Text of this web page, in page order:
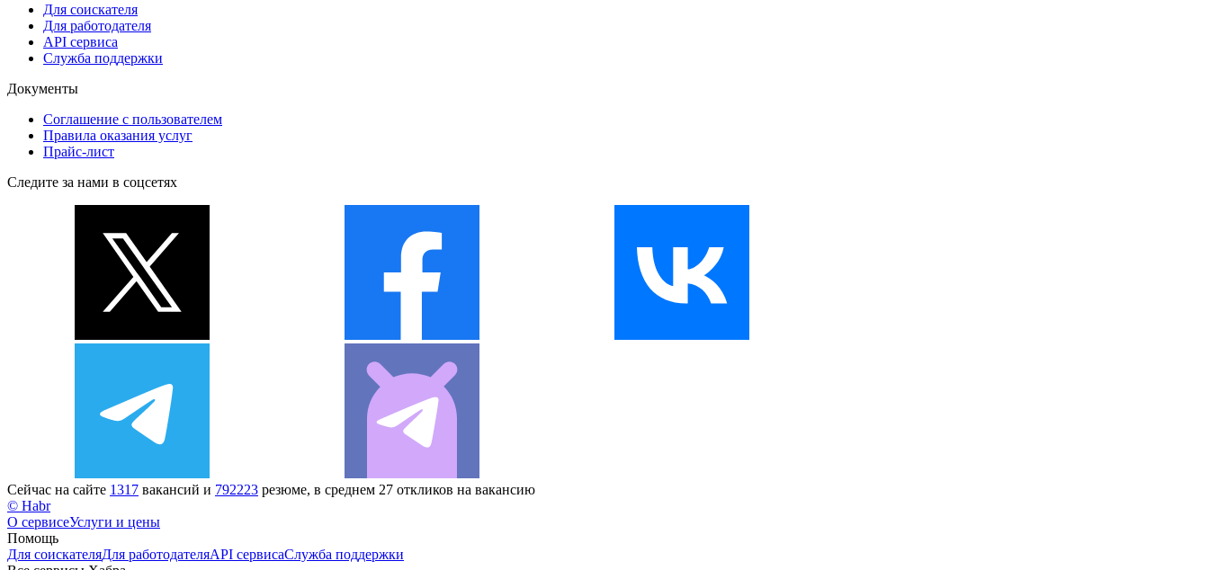
Для соискателя
Для работодателя
API сервиса
Служба поддержки
Документы
Соглашение с пользователем
Правила оказания услуг
Прайс-лист
Следите за нами в соцсетях
Сейчас на сайте 1317 вакансий и 792223 резюме, в среднем 27 откликов на вакансию
© Habr
О сервисеУслуги и цены
Помощь
Для соискателяДля работодателяAPI сервисаСлужба поддержки